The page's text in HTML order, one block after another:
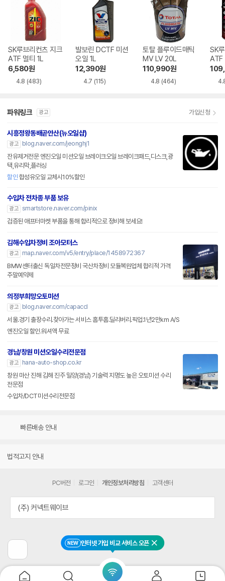
NEW 인터넷 가입 비교 서비스 오픈 닫기
SK루브리컨츠 지크
ATF 멀티 1L
6,580원
4.8 (483)
발보린 DCTF 미션
오일 1L
12,390원
4.7 (115)
토탈 플루이드매틱
MV LV 20L
110,990원
4.8 (464)
SK
ATF
파워링크 광고 가입신청
시흥정왕동배곧안산(뉴오일샵)
광고
blog.naver.com/jeonghj1
잔유제거전문 엔진오일 미션오일 브레이크오일 브레이크패드,디스크,광
택,유리막,플러싱
할인 합성유오일 교체시10%할인
수입차 전차종 부품 보유
광고 smartstore.naver.com/pinix
검증된 애프터마켓 부품을 통해 합리적으로 정비해 보세요!
김해수입차정비 조아모터스
광고
map.naver.com/v5/entry/place/1458972367
BMW센터출신 독일차전문정비 국산차정비 모듈복원업체 합리적 가격
주말예약제
의정부희망오토미션
광고
blog.naver.com/capaccl
서울.경기 출장수리.찾아가는 서비스 홈투홈.딜리버리.픽업.1년2만km A/S
엔진오일 할인.워셔액 무료
경남/창원 미션오일수리전문점
광고
hana-auto-shop.co.kr
창원 마산 진해 김해 진주 밀양(경남) 기술력 지명도 높은 오토미션 수리
전문점
수입차/DCT미션수리전문점
빠른배송 안내
법적고지 안내
전
페
이
PC버전 로그인 개인정보처리방침 고객센터
(주) 커넥트웨이브